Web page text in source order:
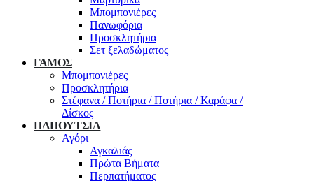
Μπομπονιέρες
Πανωφόρια
Προσκλητήρια
Σετ ξελαδώματος
ΓΑΜΟΣ
Μπομπονιέρες
Προσκλητήρια
Στέφανα / Ποτήρια / Ποτήρια / Καράφα /
Δίσκος
ΠΑΠΟΥΤΣΙΑ
Αγόρι
Αγκαλιάς
Πρώτα Βήματα
Περπατήματος